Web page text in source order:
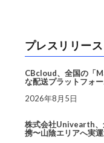
プレスリリー
CBcloud、全国の「
な配送プラットフォ
2026年8月5日
株式会社Univearth、
携〜山陰エリアへ実